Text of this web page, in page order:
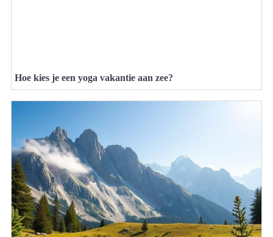
Hoe kies je een yoga vakantie aan zee?